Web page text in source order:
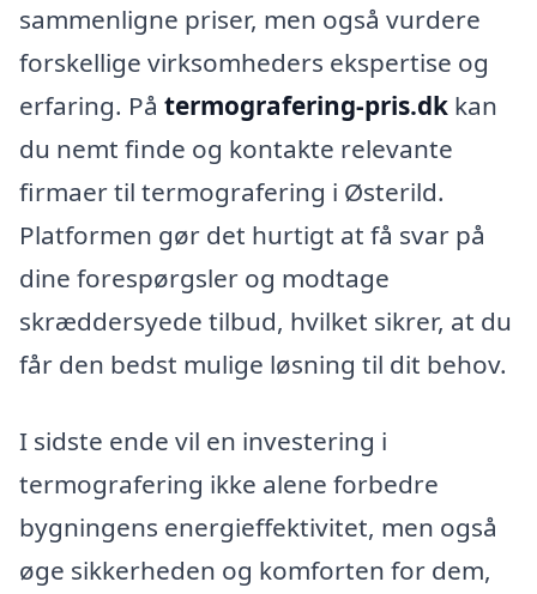
sammenligne priser, men også vurdere
forskellige virksomheders ekspertise og
erfaring. På termografering-pris.dk kan
du nemt finde og kontakte relevante
firmaer til termografering i Østerild.
Platformen gør det hurtigt at få svar på
dine forespørgsler og modtage
skræddersyede tilbud, hvilket sikrer, at du
får den bedst mulige løsning til dit behov.
I sidste ende vil en investering i
termografering ikke alene forbedre
bygningens energieffektivitet, men også
øge sikkerheden og komforten for dem,